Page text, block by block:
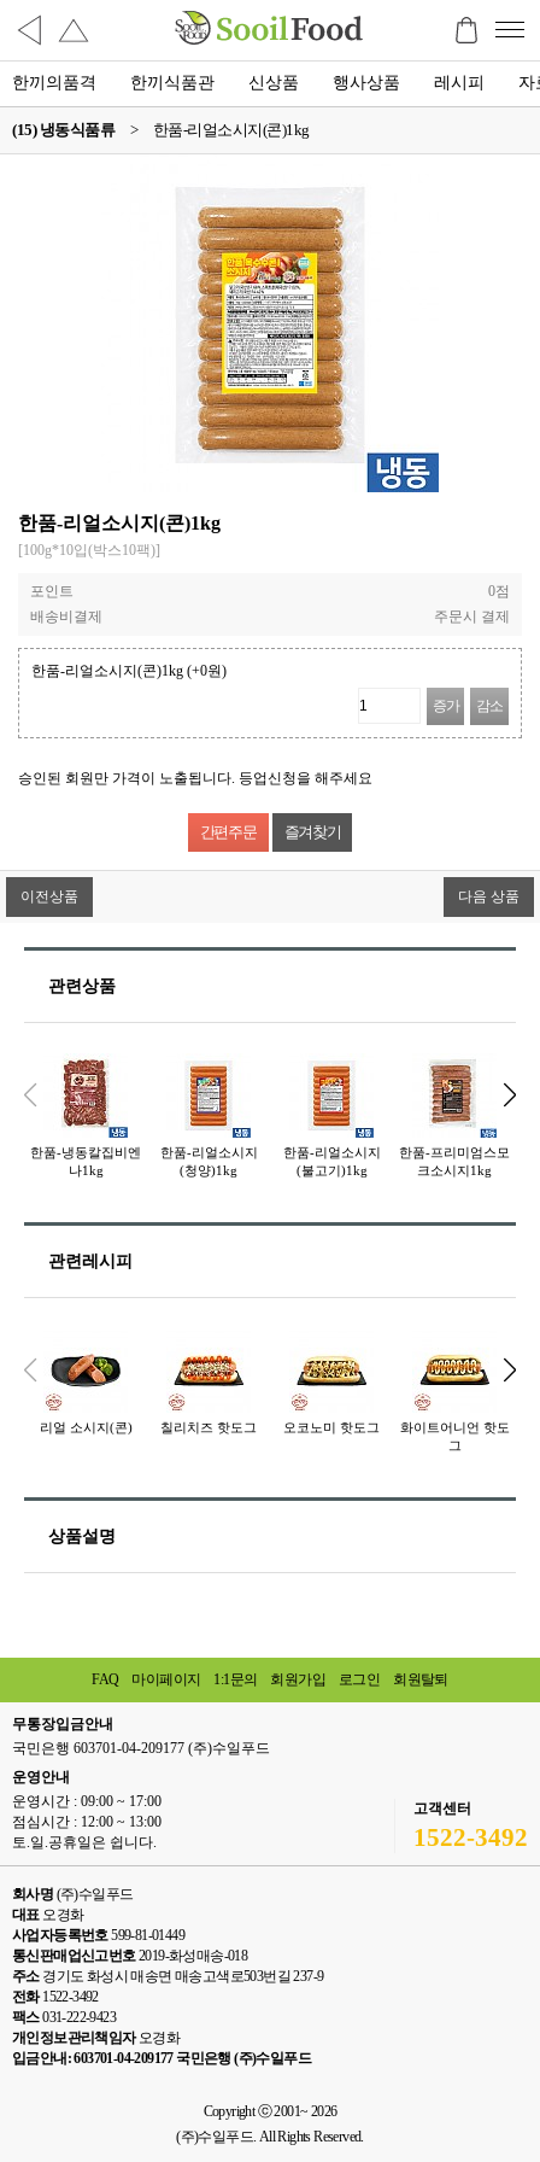
한끼의품격 한끼식품관 신상품 행사상품 레시피 자
(15) 냉동식품류 > 한품-리얼소시지(콘)1kg
한품-리얼소시지(콘)1kg
[100g*10입(박스10팩)]
포인트
0점
배송비결제
주문시 결제
한품-리얼소시지(콘)1kg (+0원)
증가 감소
승인된 회원만 가격이 노출됩니다. 등업신청을 해주세요
즐겨찾기
이전상품 다음 상품
관련상품
한품-냉동칼집비엔
나1kg
한품-리얼소시지
(청양)1kg
한품-리얼소시지
(불고기)1kg
한품-프리미엄스모
크소시지1kg
관련레시피
리얼 소시지(콘) 칠리치즈 핫도그 오코노미 핫도그
화이트어니언 핫도
그
상품설명
FAQ 마이페이지 1:1문의 회원가입 로그인 회원탈퇴
무통장입금안내
국민은행 603701-04-209177 (주)수일푸드
운영안내
운영시간 : 09:00 ~ 17:00
점심시간 : 12:00 ~ 13:00
토.일.공휴일은 쉽니다.
고객센터
1522-3492
회사명 (주)수일푸드
대표오경화
사업자등록번호599-81-01449
통신판매업신고번호2019-화성매송-018
주소경기도 화성시 매송면 매송고색로503번길 237-9
전화1522-3492
팩스031-222-9423
개인정보관리책임자오경화
입금안내: 603701-04-209177 국민은행 (주)수일푸드
Copyright ⓒ 2001~ 2026
(주)수일푸드. All Rights Reserved.